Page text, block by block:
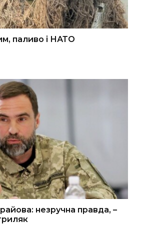
паливо і НАТО
незручна правда, –